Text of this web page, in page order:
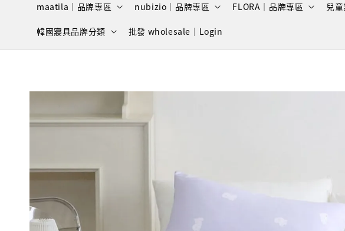
maatila｜品牌專區 nubizio｜品牌專區 FLORA｜品牌專區 兒
韓國寢具品牌分類 批發 wholesale｜Login